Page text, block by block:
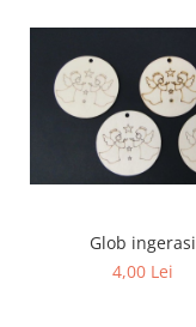
Glob ingerasi
4,00 Lei